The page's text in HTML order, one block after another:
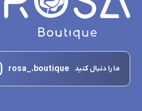
ما را دنبال کنید rosa_.boutique